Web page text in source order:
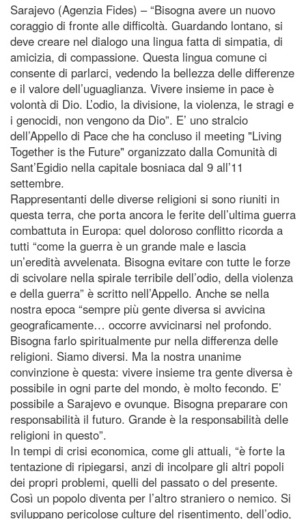
Sarajevo (Agenzia Fides) – “Bisogna avere un nuovo
coraggio di fronte alle difficoltà. Guardando lontano, si
deve creare nel dialogo una lingua fatta di simpatia, di
amicizia, di compassione. Questa lingua comune ci
consente di parlarci, vedendo la bellezza delle differenze
e il valore dell’uguaglianza. Vivere insieme in pace è
volontà di Dio. L’odio, la divisione, la violenza, le stragi e
i genocidi, non vengono da Dio”. E’ uno stralcio
dell’Appello di Pace che ha concluso il meeting "Living
Together is the Future" organizzato dalla Comunità di
Sant’Egidio nella capitale bosniaca dal 9 all’11
settembre.
Rappresentanti delle diverse religioni si sono riuniti in
questa terra, che porta ancora le ferite dell’ultima guerra
combattuta in Europa: quel doloroso conflitto ricorda a
tutti “come la guerra è un grande male e lascia
un’eredità avvelenata. Bisogna evitare con tutte le forze
di scivolare nella spirale terribile dell’odio, della violenza
e della guerra” è scritto nell’Appello. Anche se nella
nostra epoca “sempre più gente diversa si avvicina
geograficamente… occorre avvicinarsi nel profondo.
Bisogna farlo spiritualmente pur nella differenza delle
religioni. Siamo diversi. Ma la nostra unanime
convinzione è questa: vivere insieme tra gente diversa è
possibile in ogni parte del mondo, è molto fecondo. E’
possibile a Sarajevo e ovunque. Bisogna preparare con
responsabilità il futuro. Grande è la responsabilità delle
religioni in questo”.
In tempi di crisi economica, come gli attuali, “è forte la
tentazione di ripiegarsi, anzi di incolpare gli altri popoli
dei propri problemi, quelli del passato o del presente.
Così un popolo diventa per l’altro straniero o nemico. Si
sviluppano pericolose culture del risentimento, dell’odio,